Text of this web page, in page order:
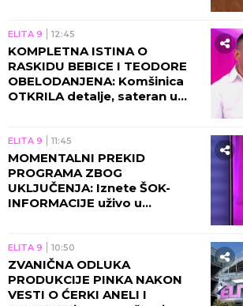
strefile ŠOK-VESTI, nije znao
šta ga je snašlo: Ćerka sve
gledala (FOTO)
POTPISAO UGOVOR S
PRODUKCIJOM? Specijalan
rijaliti-igrač ulazi u ELITU 10, u
toku su poslednje pripreme
(GALERIJA)
MARINKOVIĆ! Nakon
Asminove afere sa
bankarkom Gabi usledio novi
SKANDAL!